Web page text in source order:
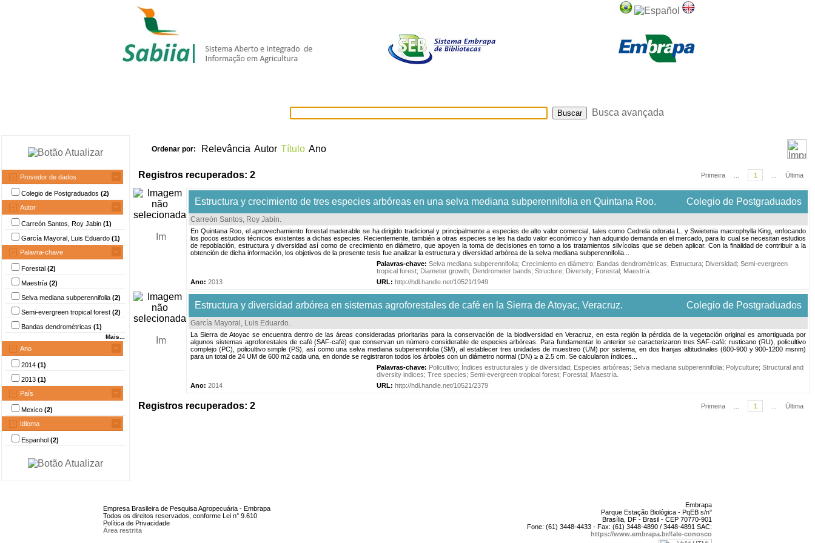
Busca avançada
Provedor de dados
Colegio de Postgraduados (2)
Autor
Carreón Santos, Roy Jabin (1)
García Mayoral, Luis Eduardo (1)
Palavra-chave
Forestal (2)
Maestría (2)
Selva mediana subperennifolia (2)
Semi-evergreen tropical forest (2)
Bandas dendrométricas (1)
Mais...
Ano
2014 (1)
2013 (1)
País
Mexico (2)
Idioma
Espanhol (2)
Ordenar por: Relevância Autor Título Ano
Registros recuperados: 2 Primeira 1 Última
Estructura y crecimiento de tres especies arbóreas en una selva mediana subperennifolia en Quintana Roo. Colegio de Postgraduados
Carreón Santos, Roy Jabin.
En Quintana Roo, el aprovechamiento forestal maderable se ha dirigido tradicional y principalmente a especies de alto valor comercial, tales como Cedrela odorata L. y Swietenia macrophylla King, enfocando
los pocos estudios técnicos existentes a dichas especies. Recientemente, también a otras especies se les ha dado valor económico y han adquirido demanda en el mercado, para lo cual se necesitan estudios
de repoblación, estructura y diversidad así como de crecimiento en diámetro, que apoyen la toma de decisiones en torno a los tratamientos silvícolas que se deben aplicar. Con la finalidad de contribuir a la
obtención de dicha información, los objetivos de la presente tesis fue analizar la estructura y diversidad arbórea de la selva mediana subperennifolia...
Palavras-chave: Selva mediana subperennifolia; Crecimiento en diámetro; Bandas dendrométricas; Estructura; Diversidad; Semi-evergreen
tropical forest; Diameter growth; Dendrometer bands; Structure; Diversity; Forestal; Maestría
Ano: 2013 URL: http://hdl.handle.net/10521/1949
Estructura y diversidad arbórea en sistemas agroforestales de café en la Sierra de Atoyac, Veracruz. Colegio de Postgraduados
García Mayoral, Luis Eduardo.
La Sierra de Atoyac se encuentra dentro de las áreas consideradas prioritarias para la conservación de la biodiversidad en Veracruz, en esta región la pérdida de la vegetación original es amortiguada por
algunos sistemas agroforestales de café (SAF-café) que conservan un número considerable de especies arbóreas. Para fundamentar lo anterior se caracterizaron tres SAF-café: rusticano (RU), policultivo
complejo (PC), policultivo simple (PS), así como una selva mediana subperennifolia (SM), al establecer tres unidades de muestreo (UM) por sistema, en dos franjas altitudinales (600-900 y 900-1200 msnm)
para un total de 24 UM de 600 m2 cada una, en donde se registraron todos los árboles con un diámetro normal (DN) ≥ a 2.5 cm. Se calcularon índices...
Palavras-chave: Policultivo; Índices estructurales y de diversidad; Especies arbóreas; Selva mediana subperennifolia; Polyculture; Structural and
diversity indices; Tree species; Semi-evergreen tropical forest; Forestal; Maestría
Ano: 2014 URL: http://hdl.handle.net/10521/2379
Registros recuperados: 2 Primeira 1 Última
Empresa Brasileira de Pesquisa Agropecuária - Embrapa
Todos os direitos reservados, conforme Lei n° 9.610
Política de Privacidade
Área restrita
Embrapa
Parque Estação Biológica - PqEB s/n°
Brasília, DF - Brasil - CEP 70770-901
Fone: (61) 3448-4433 - Fax: (61) 3448-4890 / 3448-4891 SAC:
https://www.embrapa.br/fale-conosco